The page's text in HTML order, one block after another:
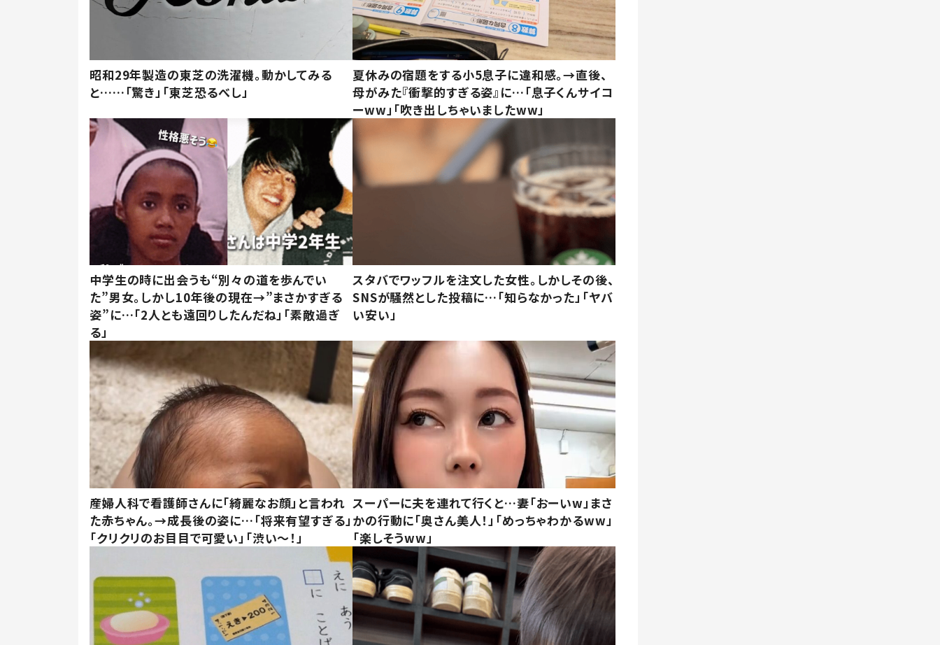
昭和29年製造の東芝の洗濯機。動かしてみる
と……「驚き」「東芝恐るべし」
夏休みの宿題をする小5息子に違和感。→直後、
母がみた『衝撃的すぎる姿』に…「息子くんサイコ
ーww」「吹き出しちゃいましたww」
中学生の時に出会うも“別々の道を歩んでい
た”男女。しかし10年後の現在→”まさかすぎる
姿”に…「2人とも遠回りしたんだね」「素敵過ぎ
る」
スタバでワッフルを注文した女性。しかしその後、
SNSが騒然とした投稿に…「知らなかった」「ヤバ
い安い」
産婦人科で看護師さんに「綺麗なお顔」と言われ
た赤ちゃん。→成長後の姿に…「将来有望すぎる」
「クリクリのお目目で可愛い」「渋い～！」
スーパーに夫を連れて行くと…妻「おーいw」まさ
かの行動に「奥さん美人！」「めっちゃわかるww」
「楽しそうww」